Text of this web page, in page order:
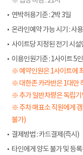
연박허용기준 : 2박 3일
온라인예약 가능 시기 : 사
사이트당 지정된 전기 시
이용인원기준 : 1사이트 5
※ 예약인원은 1사이트에
※ 대한존 카라반은 1대만
※ 추가 일반차량은 독립
※ 주차 매표소 직원에게
불가)
결제방법 : 카드결제(즉시)
타인에게 양도 불가 및 등